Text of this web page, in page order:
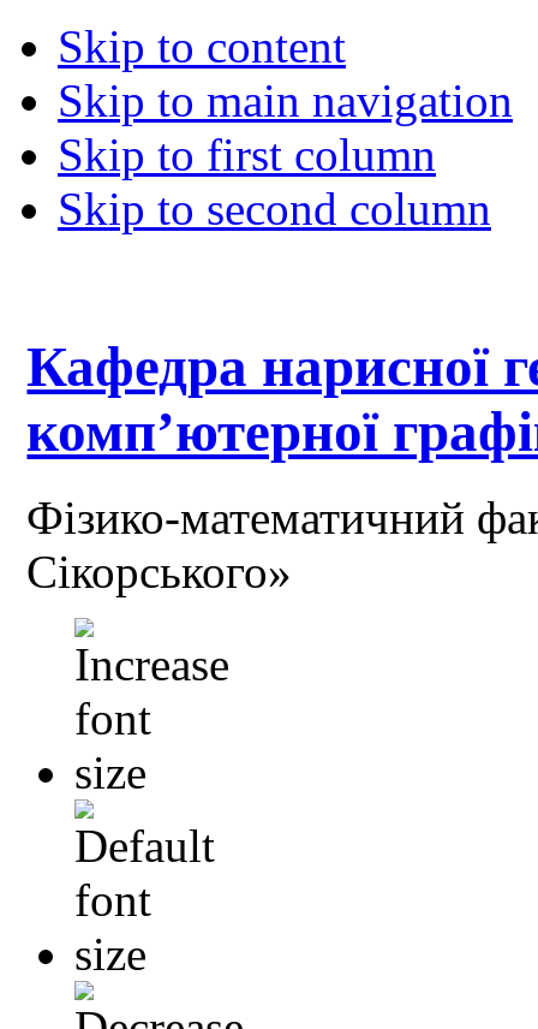
Skip to content
Skip to main navigation
Skip to first column
Skip to second column
Кафедра нарисної
комп’ютерної
Фізико-математичний
Сікорського»